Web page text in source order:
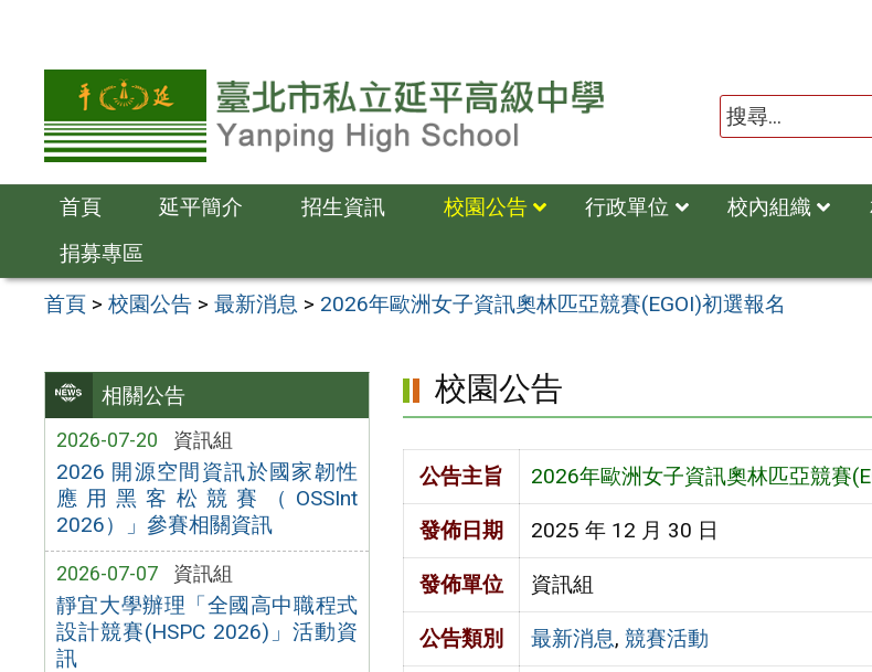
容
首頁 延平簡介 招生資訊 校園公告 行政單位 校內組織
捐募專區
首頁 >校園公告 >最新消息 > 2026年歐洲女子資訊奧林匹亞競賽(EGOI)初選報名
相關公告
2026-07-20 資訊組
2026 開源空間資訊於國家韌性
應用黑客松競賽（OSSInt
2026）」參賽相關資訊
2026-07-07 資訊組
靜宜大學辦理「全國高中職程式
設計競賽(HSPC 2026)」活動資
訊
校園公告
公告主旨 2026年歐洲女子資訊奧林匹亞競賽
發佈日期 2025 年 12 月 30 日
發佈單位 資訊組
公告類別 最新消息, 競賽活動